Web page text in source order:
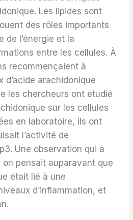
Les lipides sont
des rôles importants
de l’énergie et la
entre les cellules. À
recommençaient à
d’acide arachidonique
les chercheurs ont étudié
sur les cellules
en laboratoire, ils ont
l’activité de
Une observation qui a
on pensait auparavant que
était lié à une
d’inflammation, et